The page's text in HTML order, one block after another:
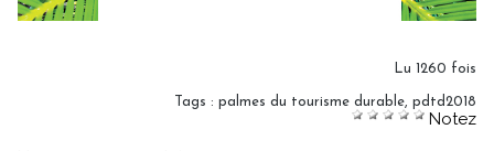
Lu 1260 fois
Tags : palmes du tourisme durable pdtd2018
Notez